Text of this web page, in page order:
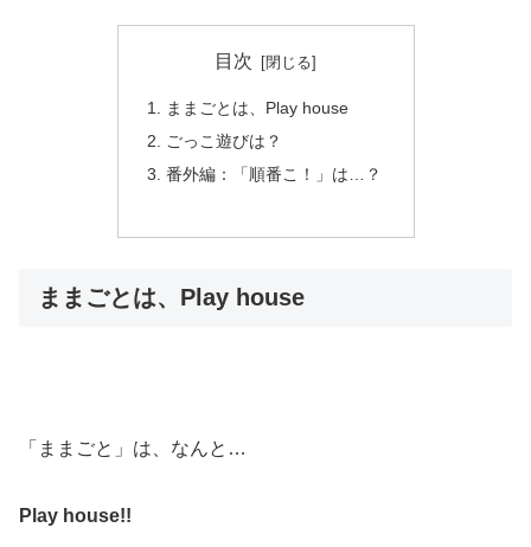
目次
ままごとは、Play house
ごっこ遊びは？
番外編：「順番こ！」は…？
ままごとは、Play house
「ままごと」は、なんと…
Play house!!